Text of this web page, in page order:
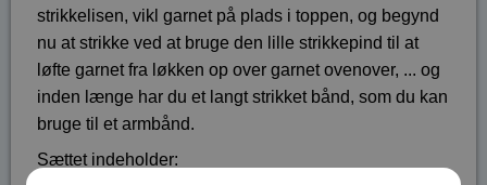
strikkelisen, vikl garnet på plads i toppen, og begynd
nu at strikke ved at bruge den lille strikkepind til at
løfte garnet fra løkken op over garnet ovenover, ... og
inden længe har du et langt strikket bånd, som du kan
bruge til et armbånd.
Sættet indeholder: